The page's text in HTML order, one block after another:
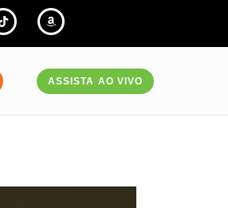
ASSISTA AO VIVO